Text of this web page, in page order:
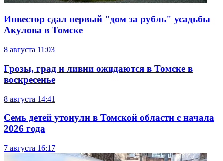
Инвестор сдал первый "дом за рубль" усадьбы
Акулова в Томске
8 августа 11:03
Грозы, град и ливни ожидаются в Томске в
воскресенье
8 августа 14:41
Семь детей утонули в Томской области с начала
2026 года
7 августа 16:17